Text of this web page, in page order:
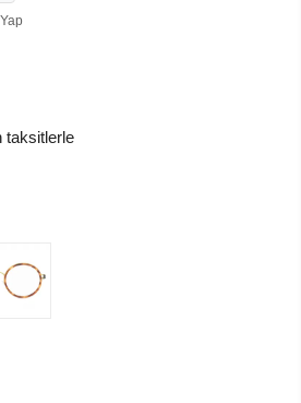
taksitlerle